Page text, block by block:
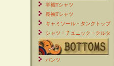
半袖Tシャツ
長袖Tシャツ
キャミソール・タンクトップ
シャツ・チュニック・クルタ
パンツ